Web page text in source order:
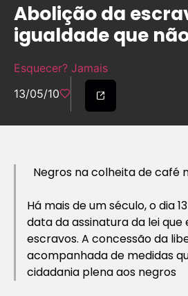
Abolição da
igualdade que
Esquecer? Jamais
13/05/10
Negros na colheita de café
Há mais de um século, o dia
data da assinatura da lei que
escravos. A concessão da
acompanhada de medidas
cidadania plena aos negros